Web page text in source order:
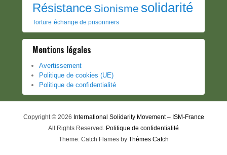
Résistance Sionisme solidarité
Torture échange de prisonniers
Mentions légales
Avertissement
Politique de cookies (UE)
Politique de confidentialité
Copyright © 2026 International Solidarity Movement – ISM-France
All Rights Reserved. Politique de confidentialité
Theme: Catch Flames by Thèmes Catch